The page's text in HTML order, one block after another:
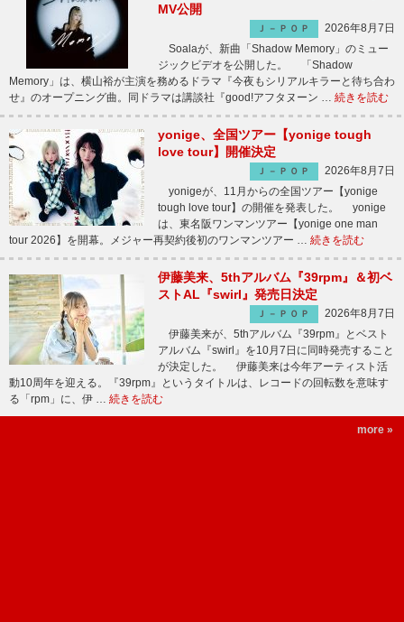
MV公開
Ｊ－ＰＯＰ
2026年8月7日
Soalaが、新曲「Shadow Memory」のミュー
ジックビデオを公開した。 「Shadow
Memory」は、横山裕が主演を務めるドラマ『今夜もシリアルキラーと待ち合わ
せ』のオープニング曲。同ドラマは講談社『good!アフタヌーン … 続きを読む
yonige、全国ツアー【yonige tough
love tour】開催決定
Ｊ－ＰＯＰ
2026年8月7日
yonigeが、11月からの全国ツアー【yonige
tough love tour】の開催を発表した。 yonige
は、東名阪ワンマンツアー【yonige one man
tour 2026】を開幕。メジャー再契約後初のワンマンツアー … 続きを読む
伊藤美来、5thアルバム『39rpm』＆初ベ
ストAL『swirl』発売日決定
Ｊ－ＰＯＰ
2026年8月7日
伊藤美来が、5thアルバム『39rpm』とベスト
アルバム『swirl』を10月7日に同時発売すること
が決定した。 伊藤美来は今年アーティスト活
動10周年を迎える。『39rpm』というタイトルは、レコードの回転数を意味す
る「rpm」に、伊 … 続きを読む
more »